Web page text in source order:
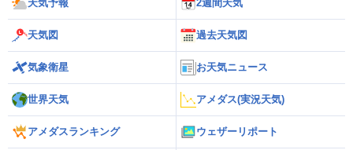
天気予報 2週間天気
天気図 過去天気図
気象衛星 お天気ニュース
世界天気 アメダス(実況天気)
アメダスランキング ウェザーリポート